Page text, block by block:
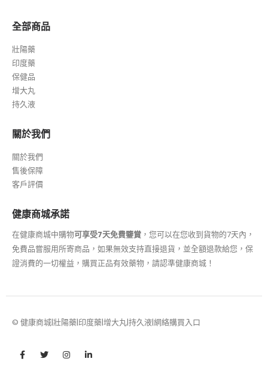
全部商品
壯陽藥
印度藥
保健品
增大丸
持久液
關於我們
關於我們
售後保障
客戶評價
健康商城承諾
在健康商城中購物可享受7天免費鑒賞 ，您可以在您收到貨物的7天內，
免費品嘗服用所寄商品，如果無效支持直接退貨，並全額退款給您，保
證消費的一切權益，購買正品有效藥物，請認準健康商城！
© 健康商城|壯陽藥|印度藥|增大丸|持久液|網絡購買入口